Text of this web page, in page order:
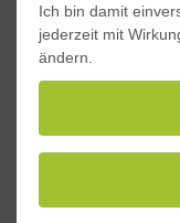
Downloads
Ich bin damit
jederzeit mit
ändern.